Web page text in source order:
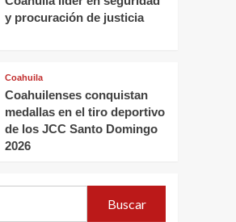
y procuración de justicia
Coahuila
Coahuilenses conquistan
medallas en el tiro deportivo
de los JCC Santo Domingo
2026